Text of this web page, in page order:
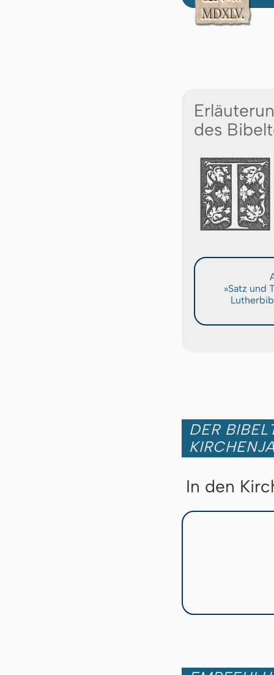
des
»Satz und
DER
In den